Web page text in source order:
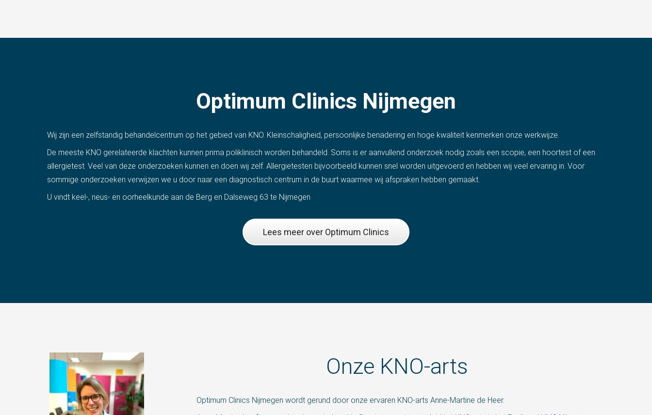
Optimum Clinics Nijmegen
Wij zijn een zelfstandig behandelcentrum op het gebied van KNO. Kleinschaligheid, persoonlijke benadering en hoge kwaliteit kenmerken onze werkwijze.
De meeste KNO gerelateerde klachten kunnen prima poliklinisch worden behandeld. Soms is er aanvullend onderzoek nodig zoals een scopie, een hoortest of een
allergietest. Veel van deze onderzoeken kunnen en doen wij zelf. Allergietesten bijvoorbeeld kunnen snel worden uitgevoerd en hebben wij veel ervaring in. Voor
sommige onderzoeken verwijzen we u door naar een diagnostisch centrum in de buurt waarmee wij afspraken hebben gemaakt.
U vindt keel-, neus- en oorheelkunde aan de Berg en Dalseweg 63 te Nijmegen
Lees meer over Optimum Clinics
Onze KNO-arts
Optimum Clinics Nijmegen wordt gerund door onze ervaren KNO-arts Anne-Martine de Heer.